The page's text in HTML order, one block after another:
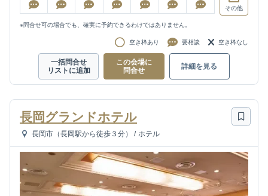
その他
※問合せ可の場合でも、確実に予約できるわけではありません。
空き枠あり 要相談 空き枠なし
一括問合せ
リストに追加
この会場に
問合せ
詳細を見る
長岡グランドホテル
長岡市（長岡駅から徒歩３分） / ホテル